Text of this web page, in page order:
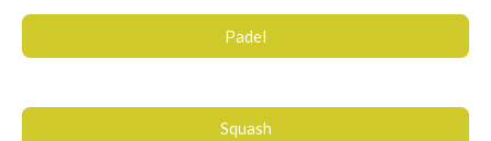
Padel
Squash